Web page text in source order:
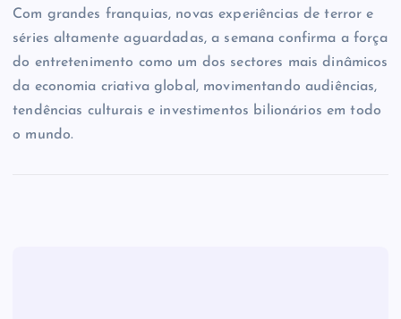
Com grandes franquias, novas experiências de terror e
séries altamente aguardadas, a semana confirma a força
do entretenimento como um dos sectores mais dinâmicos
da economia criativa global, movimentando audiências,
tendências culturais e investimentos bilionários em todo
o mundo.